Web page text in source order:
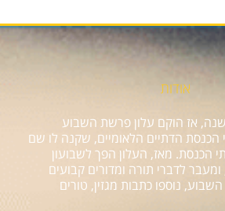
אודות
הכל התחיל לפני 25 שנה, אז הוקם עלון פרשת השבוע
הדתיים הלאומיים, שקנה לו שם
הכנסת. מאז, העלון הפך לשבועון
לדברי תורה ומדורים קבועים
נוספו כתבות מגזין, טורים